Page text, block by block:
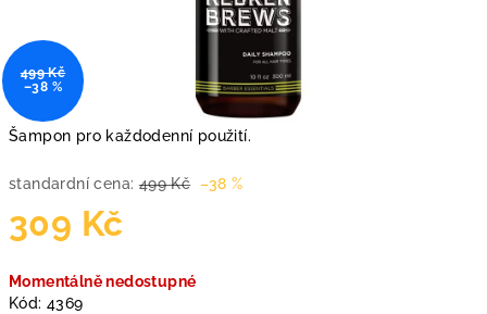
Šampon pro každodenní použití.
standardní cena: 499 Kč –38 %
309 Kč
cena:
Momentálně nedostupné
Kód: 4369
499 Kč
–38 %